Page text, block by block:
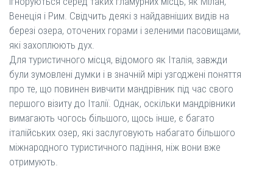
Венеція і Рим. Свідчить деякі з найдавніших видів на
березі озера, оточених горами і зеленими пасовищами,
які захоплюють дух.
Для туристичного місця, відомого як Італія, завжди
були зумовлені думки і в значній мірі узгоджені поняття
про те, що повинен вивчити мандрівник під час свого
першого візиту до Італії. Однак, оскільки мандрівники
вимагають чогось більшого, щось інше, є багато
італійських озер, які заслуговують набагато більшого
міжнародного туристичного падіння, ніж вони вже
отримують.